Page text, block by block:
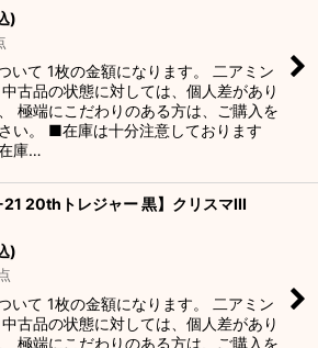
)
いて 1枚の金額になります。 二アミン
中古品の状態に対しては、個人差があり
極端にこだわりのある方は、ご購入を
い。 ■在庫は十分注意しております
庫…
21 20thトレジャー 黒】クリスマIII
)
いて 1枚の金額になります。 二アミン
中古品の状態に対しては、個人差があり
極端にこだわりのある方は、ご購入を